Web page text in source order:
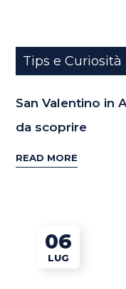
Tips e Curiosità
San Valentino in
da scoprire
READ MORE
06
LUG